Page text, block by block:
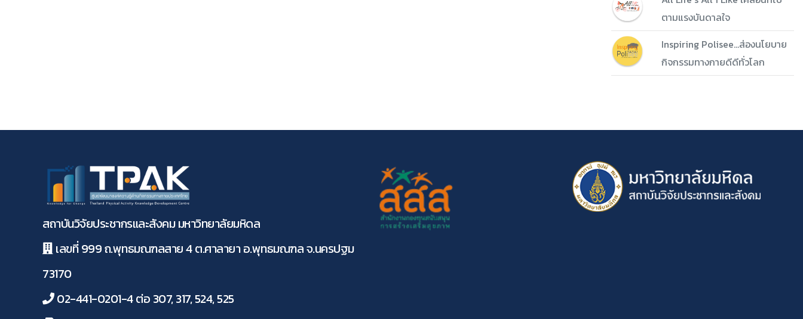
ตามแรงบันดาลใจ
Inspiring Polisee...ส่องนโยบาย
กิจกรรมทางกายดีดีทั่วโลก
สถาบันวิจัยประชากรและสังคม มหาวิทยาลัยมหิดล
เลขที่ 999 ถ.พุทธมณฑลสาย 4 ต.ศาลายา อ.พุทธมณฑล จ.นครปฐม
73170
02-441-0201-4 ต่อ 307, 317, 524, 525